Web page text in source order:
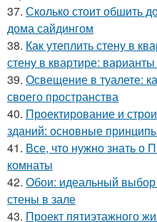
37. Сколько стоит обшить
дома сайдингом
38. Как утеплить стену в
стену в квартире:
39. Освещение в туалете:
своего пространства
40. Проектирование и
зданий: основные
41. Все, что нужно знать о
комнаты
42. Обои: идеальный
стены в зале
43. Проект пятиэтажного